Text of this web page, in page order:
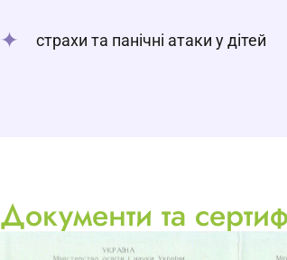
страхи та панічні атаки у дітей
Документи та